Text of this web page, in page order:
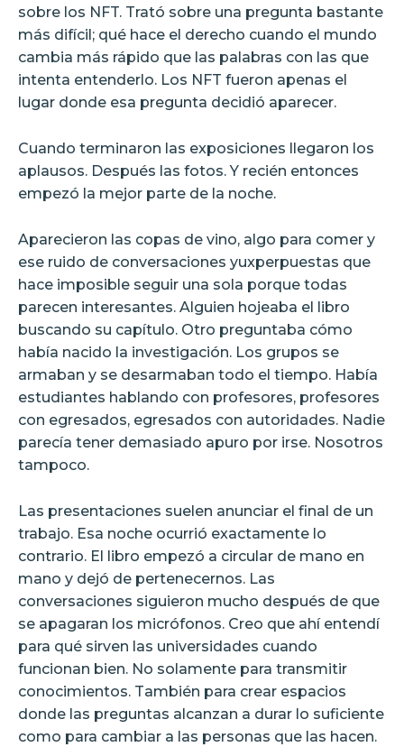
sobre los NFT. Trató sobre una pregunta bastante
más difícil; qué hace el derecho cuando el mundo
cambia más rápido que las palabras con las que
intenta entenderlo. Los NFT fueron apenas el
lugar donde esa pregunta decidió aparecer.
Cuando terminaron las exposiciones llegaron los
aplausos. Después las fotos. Y recién entonces
empezó la mejor parte de la noche.
Aparecieron las copas de vino, algo para comer y
ese ruido de conversaciones yuxperpuestas que
hace imposible seguir una sola porque todas
parecen interesantes. Alguien hojeaba el libro
buscando su capítulo. Otro preguntaba cómo
había nacido la investigación. Los grupos se
armaban y se desarmaban todo el tiempo. Había
estudiantes hablando con profesores, profesores
con egresados, egresados con autoridades. Nadie
parecía tener demasiado apuro por irse. Nosotros
tampoco.
Las presentaciones suelen anunciar el final de un
trabajo. Esa noche ocurrió exactamente lo
contrario. El libro empezó a circular de mano en
mano y dejó de pertenecernos. Las
conversaciones siguieron mucho después de que
se apagaran los micrófonos. Creo que ahí entendí
para qué sirven las universidades cuando
funcionan bien. No solamente para transmitir
conocimientos. También para crear espacios
donde las preguntas alcanzan a durar lo suficiente
como para cambiar a las personas que las hacen.